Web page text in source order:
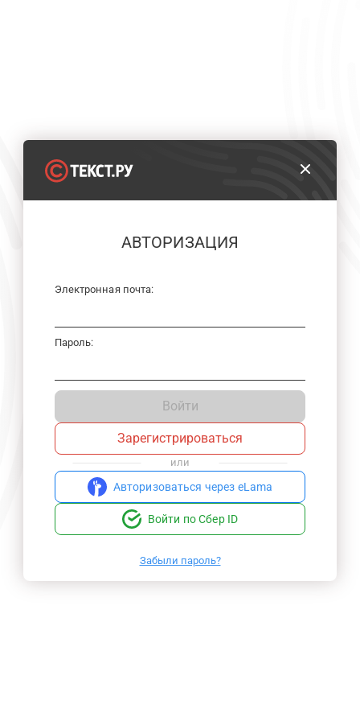
АВТОРИЗАЦИЯ
Электронная почта:
Пароль:
Войти
Зарегистрироваться
или
Авторизоваться через eLama
Войти по Сбер ID
Забыли пароль?